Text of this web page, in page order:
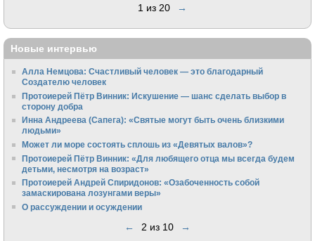
1 из 20 →
Новые интервью
Алла Немцова: Счастливый человек — это благодарный
Создателю человек
Протоиерей Пётр Винник: Искушение — шанс сделать выбор в
сторону добра
Инна Андреева (Сапега): «Святые могут быть очень близкими
людьми»
Может ли море состоять сплошь из «Девятых валов»?
Протоиерей Пётр Винник: «Для любящего отца мы всегда будем
детьми, несмотря на возраст»
Протоиерей Андрей Спиридонов: «Озабоченность собой
замаскирована лозунгами веры»
О рассуждении и осуждении
← 2 из 10 →